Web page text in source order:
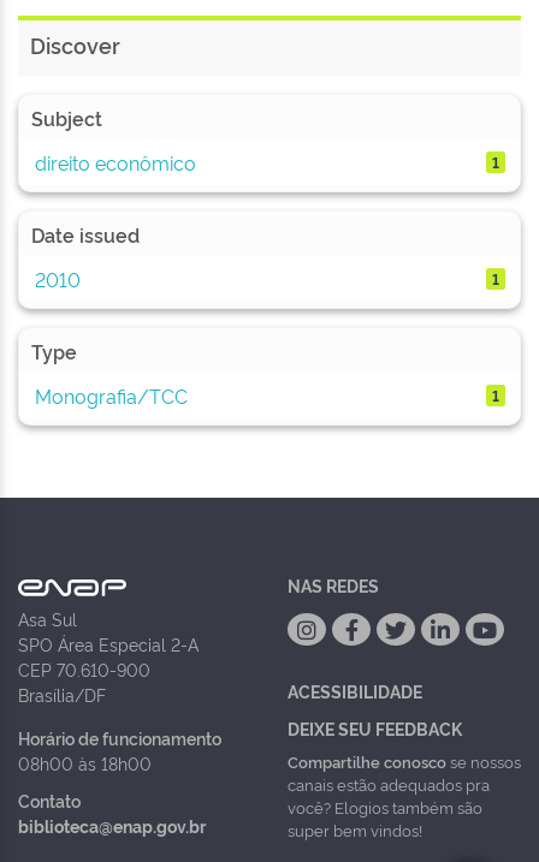
Discover
Subject
direito econômico
1
Date issued
2010
1
Type
Monografia/TCC
1
Asa Sul
SPO Área Especial 2-A
CEP 70.610-900
Brasília/DF
Horário de funcionamento
08h00 às 18h00
Contato
biblioteca@enap.gov.br
NAS REDES
ACESSIBILIDADE
DEIXE SEU FEEDBACK
Compartilhe conoscose nossos
canais estão adequados pra
você? Elogios também são
super bem vindos!